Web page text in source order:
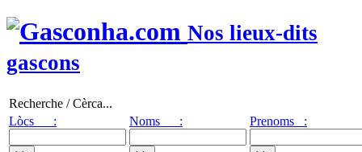
Nos lieux-dits
gascons
Recherche / Cèrca...
Lòcs :
Noms : Prenoms :